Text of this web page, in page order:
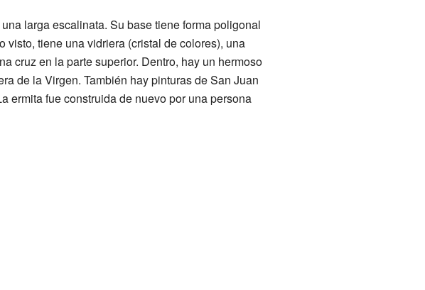
larga escalinata. Su base tiene forma poligonal
visto, tiene una vidriera (cristal de colores), una
cruz en la parte superior. Dentro, hay un hermoso
de la Virgen. También hay pinturas de San Juan
ermita fue construida de nuevo por una persona